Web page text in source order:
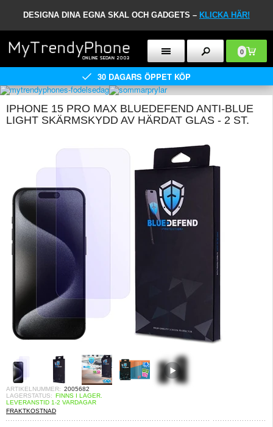
DESIGNA DINA EGNA SKAL OCH GADGETS – KLICKA HÄR!
0
30 DAGARS ÖPPET KÖP
IPHONE 15 PRO MAX BLUEDEFEND ANTI-BLUE
LIGHT SKÄRMSKYDD AV HÄRDAT GLAS - 2 ST.
ARTIKELNUMMER: 2005682
LAGERSTATUS: FINNS I LAGER.
LEVERANSTID 1-2 VARDAGAR
FRAKTKOSTNAD